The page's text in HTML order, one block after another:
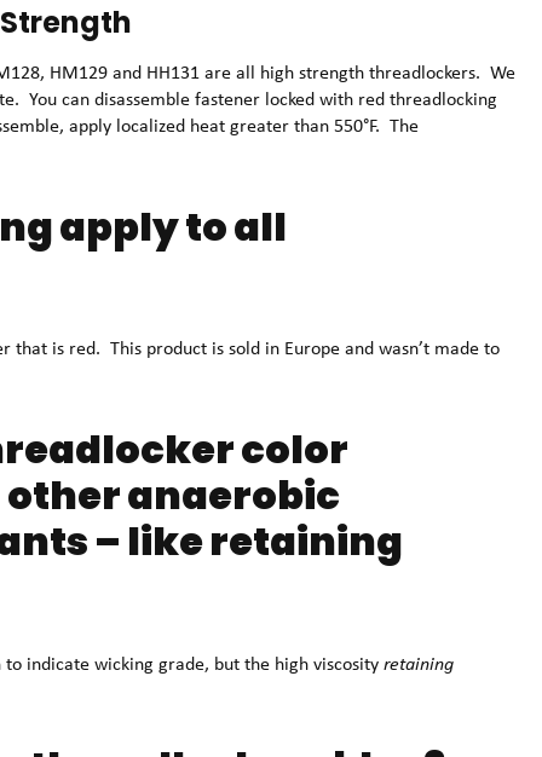
Strength
HM129 and HH131 are all high strength threadlockers. We
You can disassemble fastener locked with red threadlocking
apply localized heat greater than 550°F. The
apply to all
that is red. This product is sold in Europe and wasn’t made to
color
anaerobic
– like retaining
indicate wicking grade, but the high viscosityretaining